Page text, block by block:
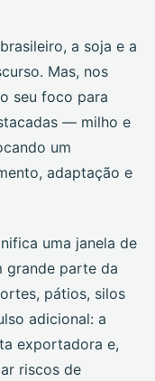
a soja e a
Mas, nos
seu foco para
— milho e
um
adaptação e
uma janela de
grande parte da
pátios, silos
adicional: a
exportadora e,
riscos de